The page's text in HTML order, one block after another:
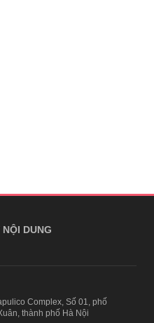
DUNG
Complex, Số 01, phố
thành phố Hà Nội